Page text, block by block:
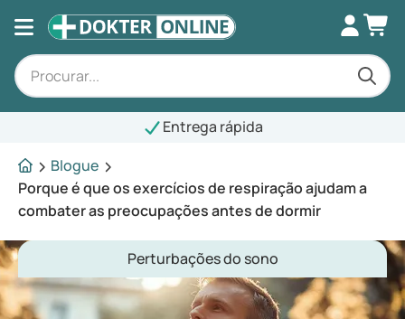
Entrega rápida
Blogue
Porque é que os exercícios de respiração ajudam a
combater as preocupações antes de dormir
Perturbações do sono